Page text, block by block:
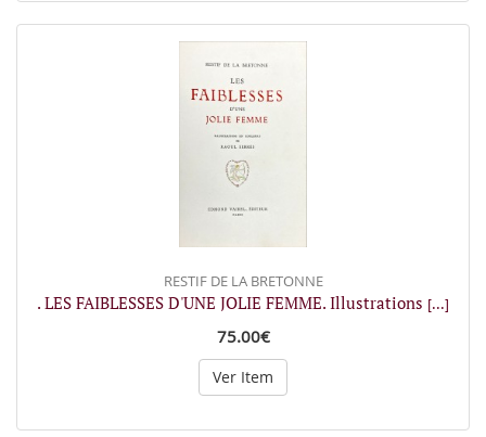
RESTIF DE LA BRETONNE
. LES FAIBLESSES D'UNE JOLIE FEMME. Illustrations [...]
75.00€
Ver Item